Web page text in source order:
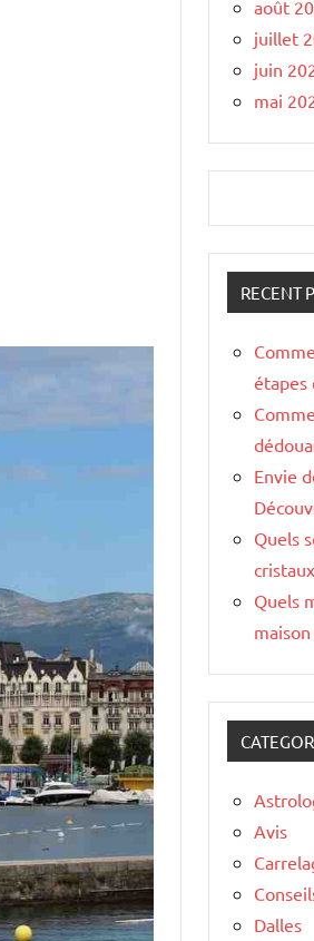
août
juillet
juin
mai
RECENT
étapes
Envie
Quels
Quels
Avis
Dalles